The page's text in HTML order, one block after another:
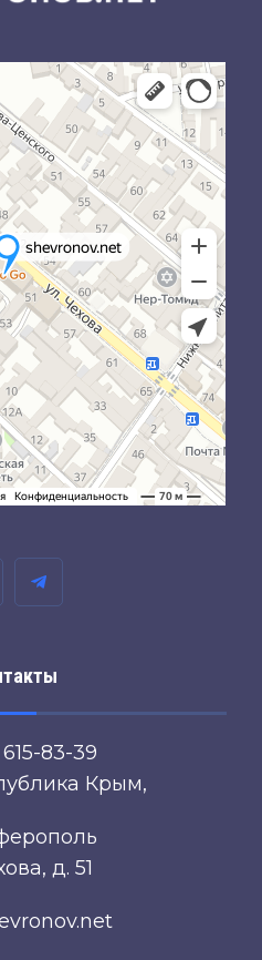
83-39
Крым,
д. 51